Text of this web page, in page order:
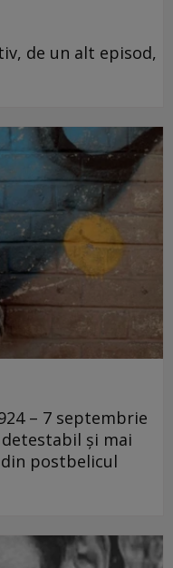
de un alt episod,
– 7 septembrie
și mai
postbelicul